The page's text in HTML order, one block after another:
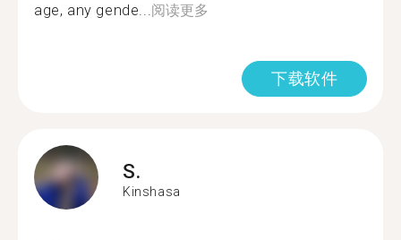
age, any gende...阅读更多
下载软件
S.
Kinshasa